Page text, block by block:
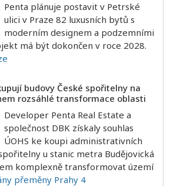
Penta plánuje postavit v Petrské
ulici v Praze 82 luxusních bytů s
moderním designem a podzemními
má být dokončen v roce 2028.
budovy České spořitelny na
rozsáhlé transformace oblasti
Developer Penta Real Estate a
společnost DBK získaly souhlas
ÚOHS ke koupi administrativních
u stanic metra Budějovická
komplexně transformovat území
přeměny Prahy 4